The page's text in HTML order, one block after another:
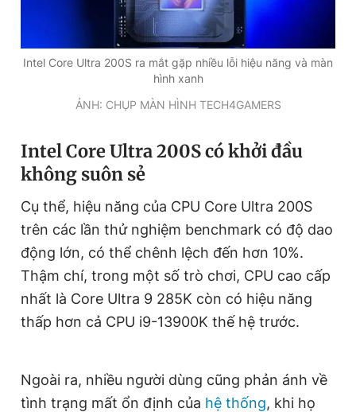
0906 645 777
Liên hệ quảng cáo
0908 780 404
Đặt báo Quảng cáo RSS Tòa soạn Chính sách bảo
Tổng biên tập: Nguyễn Ngọc Toàn
Phó tổng biên tập thường trực: Hải Thành
Phó tổng biên tập: Lâm Hiếu Dũng
Phó tổng biên tập: Trần Việt Hưng
Tổng thư ký tòa soạn: Đức Trung
Giấy phép xuất bản số 110/GP - BTTTT cấp ngày 24.3.2020
© 2003-2026 Bản quyền thuộc về Báo Thanh Niên. Cấm sao
chép dưới mọi hình thức nếu không có sự chấp thuận bằng văn
bản. Phát triển bởi ePi Technologies, JSC.
Intel Core Ultra 200S ra mắt gặp nhiều lỗi hiệu năng và màn
hình xanh
ẢNH: CHỤP MÀN HÌNH TECH4GAMERS
Intel Core Ultra 200S có khởi đầu
không suôn sẻ
Cụ thể, hiệu năng của CPU Core Ultra 200S
trên các lần thử nghiệm benchmark có độ dao
động lớn, có thể chênh lệch đến hơn 10%.
Thậm chí, trong một số trò chơi, CPU cao cấp
nhất là Core Ultra 9 285K còn có hiệu năng
thấp hơn cả CPU i9-13900K thế hệ trước.
Ngoài ra, nhiều người dùng cũng phản ánh về
tình trạng mất ổn định của hệ thống, khi họ